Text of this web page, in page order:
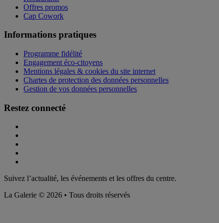
Offres promos
Cap Cowork
Informations pratiques
Programme fidélité
Engagement éco-citoyens
Mentions légales & cookies du site internet
Chartes de protection des données personnelles
Gestion de vos données personnelles
Restez connecté
Suivez l’actualité, les événements et les offres du centre.
La Galerie © 2026 • Tous droits réservés